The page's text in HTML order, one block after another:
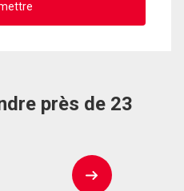
près de 23